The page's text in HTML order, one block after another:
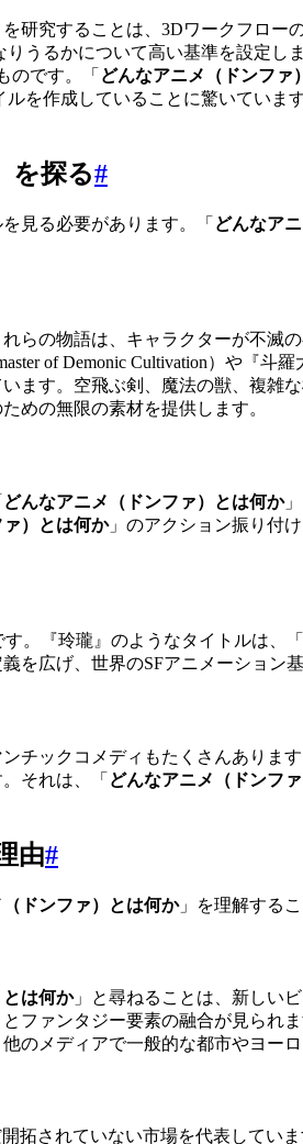
を研究することは、3Dワークフロー
うるかについて高い基準を設定し
のです。「 どんなアニメ（ドンファ
を作成していることに驚いていま
を探る#
見る必要があります。「 どんなア
らの物語は、キャラクターが不滅
of Demonic Cultivation）や『斗
ます。空飛ぶ剣、魔法の獣、複雑
めの無限の素材を提供します。
どんなアニメ（ドンファ）とは何か
）とは何か」のアクション振り付
。『玲瓏』のようなタイトルは、「
を広げ、世界のSFアニメーション
チックコメディもたくさんありま
それは、「 どんなアニメ（ドンフ
由#
ドンファ）とは何か」を理解する
は何か」と尋ねることは、新しい
ファンタジー要素の融合が見られま
メディアで一般的な都市やヨー
拓されていない市場を代表してい